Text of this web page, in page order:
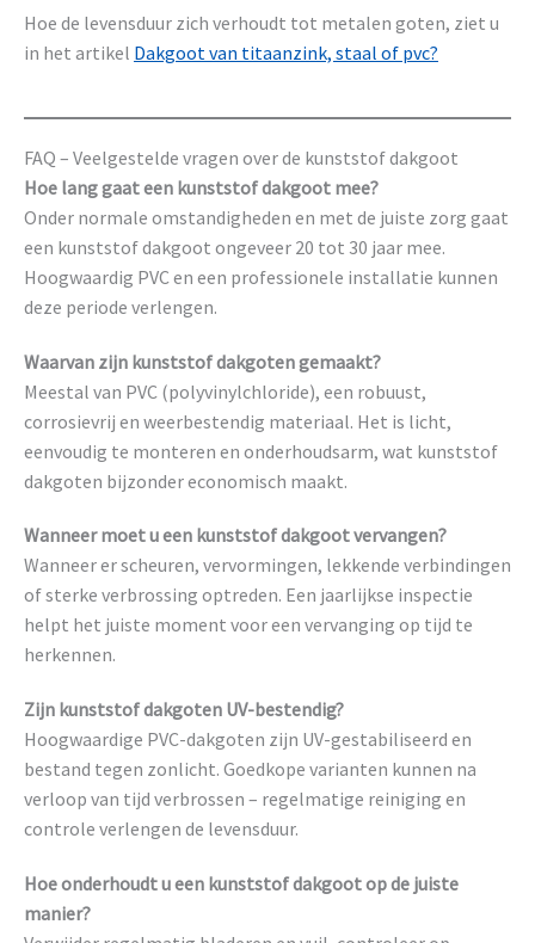
Hoe de levensduur zich verhoudt tot metalen goten, ziet u
in het artikel Dakgoot van titaanzink, staal of pvc?
FAQ – Veelgestelde vragen over de kunststof dakgoot
Hoe lang gaat een kunststof dakgoot mee?
Onder normale omstandigheden en met de juiste zorg gaat
een kunststof dakgoot ongeveer 20 tot 30 jaar mee.
Hoogwaardig PVC en een professionele installatie kunnen
deze periode verlengen.
Waarvan zijn kunststof dakgoten gemaakt?
Meestal van PVC (polyvinylchloride), een robuust,
corrosievrij en weerbestendig materiaal. Het is licht,
eenvoudig te monteren en onderhoudsarm, wat kunststof
dakgoten bijzonder economisch maakt.
Wanneer moet u een kunststof dakgoot vervangen?
Wanneer er scheuren, vervormingen, lekkende verbindingen
of sterke verbrossing optreden. Een jaarlijkse inspectie
helpt het juiste moment voor een vervanging op tijd te
herkennen.
Zijn kunststof dakgoten UV-bestendig?
Hoogwaardige PVC-dakgoten zijn UV-gestabiliseerd en
bestand tegen zonlicht. Goedkope varianten kunnen na
verloop van tijd verbrossen – regelmatige reiniging en
controle verlengen de levensduur.
Hoe onderhoudt u een kunststof dakgoot op de juiste
manier?